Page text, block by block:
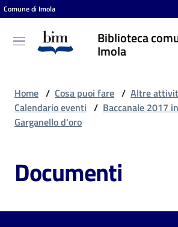
Vai al contenuto
Vai alla navigazione
Vai al footer
Comune di Imola
Biblioteca
Imola
Biblioteca
comunale
Cosa
fare
Home / Cosa puoi fare / Altre
Calendario eventi / Baccanale 2017
Garganello d'oro
Documenti